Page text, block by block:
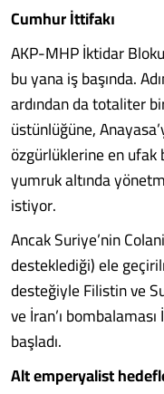
Cumhur İttifakı
AKP-MHP İktidar
bu yana iş başında.
ardından da totaliter
üstünlüğüne,
özgürlüklerine en ufak
yumruk altında
istiyor.
Ancak Suriye’nin
desteklediği) ele
desteğiyle Filistin ve
ve İran’ı
başladı.
Alt emperyalist